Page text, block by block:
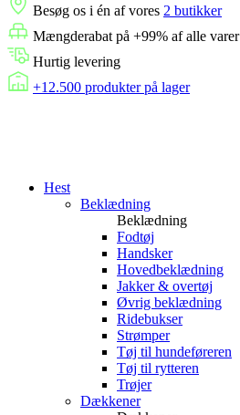
Besøg os i én af vores 2 butikker
Mængderabat på +99% af alle varer
Hurtig levering
+12.500 produkter på lager
Hest
Beklædning
Beklædning
Fodtøj
Handsker
Hovedbeklædning
Jakker & overtøj
Øvrig beklædning
Ridebukser
Strømper
Tøj til hundeføreren
Tøj til rytteren
Trøjer
Dækkener